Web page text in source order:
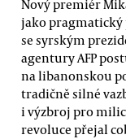
Nový premiér
jako
se syrským
agentury AFP
na libanonskou
tradičně silné
i výzbroj pro
revoluce přejal